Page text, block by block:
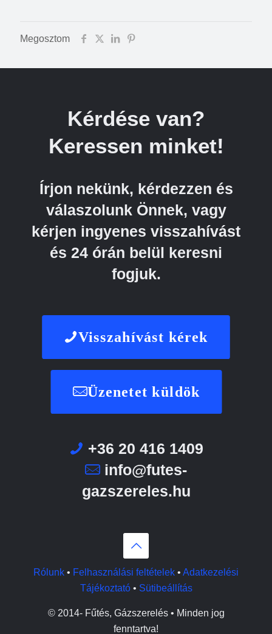
Megosztom
Kérdése van?
Keressen minket!
Írjon nekünk, kérdezzen és
válaszolunk Önnek, vagy
kérjen ingyenes visszahívást
és 24 órán belül keresni
fogjuk.
Visszahívást kérek
Üzenetet küldök
+36 20 416 1409
info@futes-
gazszereles.hu
Rólunk • Felhasználási feltételek • Adatkezelési
Tájékoztató• Sütibeállítás
© 2014-Fűtés, Gázszerelés • Minden jog
fenntartva!